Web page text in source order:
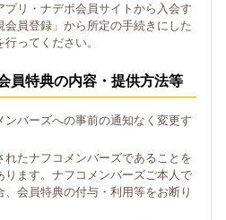
リ・ナデポ会員サイトから入会す
員登録」から所定の手続きにした
ってください。
員特典の内容・提供方法等
バーズへの事前の通知なく変更す
たナフコメンバーズであることを
ます。ナフコメンバーズご本人で
会員特典の付与・利用等をお断り